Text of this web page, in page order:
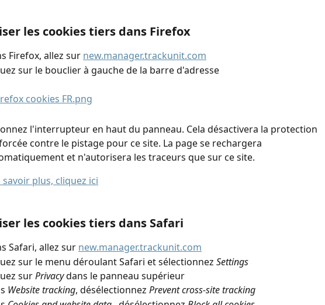
les cookies tiers dans Firefox
Firefox, allez sur new.manager.trackunit.com
sur le bouclier à gauche de la barre d'adresse
l'interrupteur en haut du panneau. Cela désactivera la protection
contre le pistage pour ce site. La page se rechargera
et n'autorisera les traceurs que sur ce site.
savoir plus, cliquez ici
les cookies tiers dans Safari
Safari, allez sur new.manager.trackunit.com
sur le menu déroulant Safari et sélectionnez Settings
sur Privacy dans le panneau supérieur
Website tracking, désélectionnez Prevent cross-site tracking